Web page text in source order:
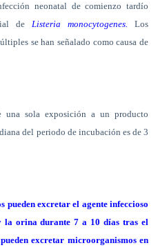
neonatal de comienzo tardío
deListeria monocytogenes. Los
se han señalado como causa de
una sola exposición a un producto
del periodo de incubación es de 3
pueden excretar el agente infeccioso
la orina durante7 a 10 días tras el
excretar microorganismos en